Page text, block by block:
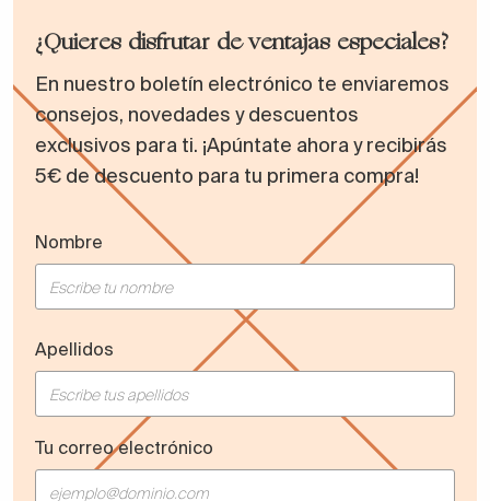
¿Quieres disfrutar de ventajas especiales?
En nuestro boletín electrónico te enviaremos
consejos, novedades y descuentos
exclusivos para ti. ¡Apúntate ahora y recibirás
5€ de descuento para tu primera compra!
Nombre
Apellidos
Tu correo electrónico